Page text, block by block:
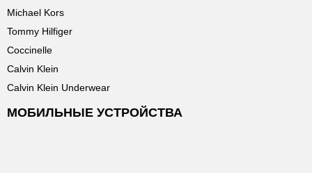
Michael Kors
Tommy Hilfiger
Coccinelle
Calvin Klein
Calvin Klein Underwear
МОБИЛЬНЫЕ УСТРОЙСТВА